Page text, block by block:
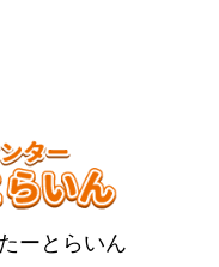
ーとらいん